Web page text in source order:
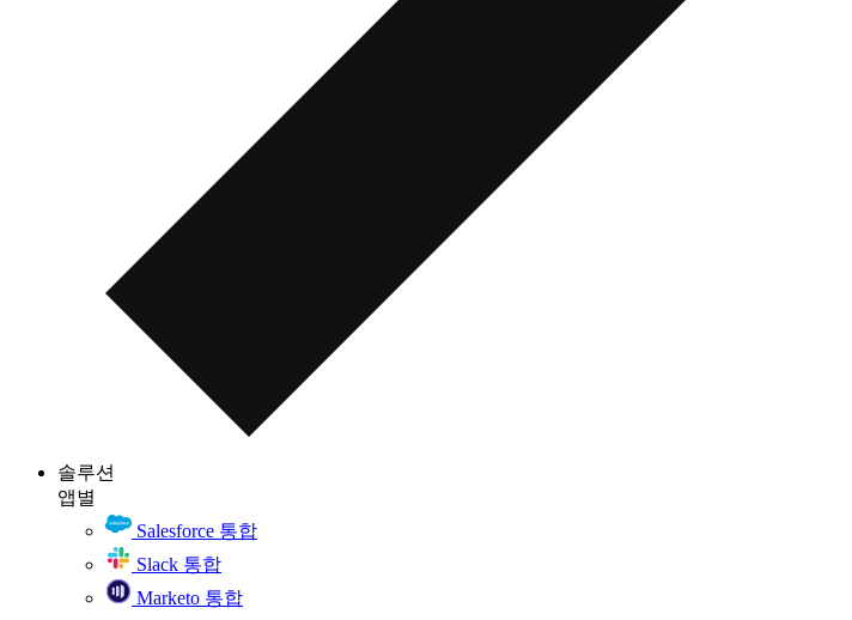
솔루션
앱별
Salesforce 통합
Slack 통합
Marketo 통합